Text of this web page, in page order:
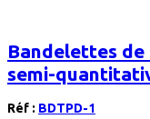
Bandelettes
semi-
Réf : BDTPD-1